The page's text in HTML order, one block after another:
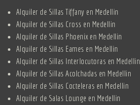
Alquiler de Sillas Tiffany en Medellin
Alquiler de Sillas Cross en Medellin
Alquiler de Sillas Phoenix en Medellin
Alquiler de Sillas Eames en Medellin
Alquiler de Sillas Interlocutoras en Medellin
Alquiler de Sillas Acolchadas en Medellin
Alquiler de Sillas Cocteleras en Medellin
Alquiler de Salas Lounge en Medellin